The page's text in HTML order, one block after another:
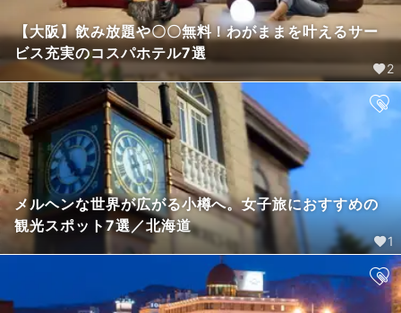
【大阪】飲み放題や〇〇無料！わがままを叶えるサー
ビス充実のコスパホテル7選
2
メルヘンな世界が広がる小樽へ。女子旅におすすめの
観光スポット7選／北海道
1